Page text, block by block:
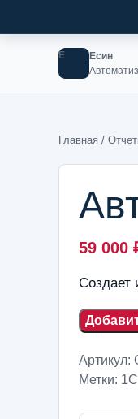
Е
Есин
Главная /
59 000
Создает
Артикул:
Метки: 1С